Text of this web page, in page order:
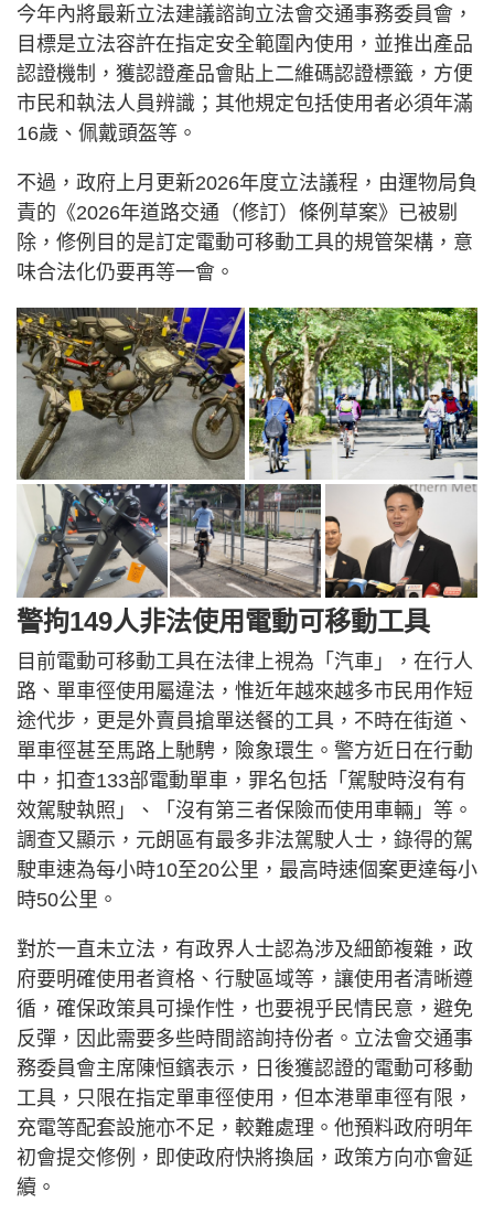
今年內將最新立法建議諮詢立法會交通事務委員會，
目標是立法容許在指定安全範圍內使用，並推出產品
認證機制，獲認證產品會貼上二維碼認證標籤，方便
市民和執法人員辨識；其他規定包括使用者必須年滿
16歲、佩戴頭盔等。
不過，政府上月更新2026年度立法議程，由運物局負
責的《2026年道路交通（修訂）條例草案》已被剔
除，修例目的是訂定電動可移動工具的規管架構，意
味合法化仍要再等一會。
警拘149人非法使用電動可移動工具
目前電動可移動工具在法律上視為「汽車」，在行人
路、單車徑使用屬違法，惟近年越來越多市民用作短
途代步，更是外賣員搶單送餐的工具，不時在街道、
單車徑甚至馬路上馳騁，險象環生。警方近日在行動
中，扣查133部電動單車，罪名包括「駕駛時沒有有
效駕駛執照」、「沒有第三者保險而使用車輛」等。
調查又顯示，元朗區有最多非法駕駛人士，錄得的駕
駛車速為每小時10至20公里，最高時速個案更達每小
時50公里。
對於一直未立法，有政界人士認為涉及細節複雜，政
府要明確使用者資格、行駛區域等，讓使用者清晰遵
循，確保政策具可操作性，也要視乎民情民意，避免
反彈，因此需要多些時間諮詢持份者。立法會交通事
務委員會主席陳恒鑌表示，日後獲認證的電動可移動
工具，只限在指定單車徑使用，但本港單車徑有限，
充電等配套設施亦不足，較難處理。他預料政府明年
初會提交修例，即使政府快將換屆，政策方向亦會延
續。